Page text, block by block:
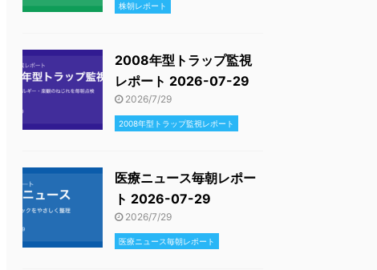
株朝レポート
2008年型トラップ監視
レポート 2026-07-29
2026/7/29
2008年型トラップ監視レポート
医療ニュース毎朝レポー
ト 2026-07-29
2026/7/29
医療ニュース毎朝レポート